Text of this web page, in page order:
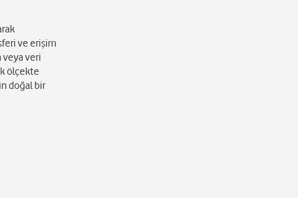
ve erişim
veya veri
ölçekte
doğal bir